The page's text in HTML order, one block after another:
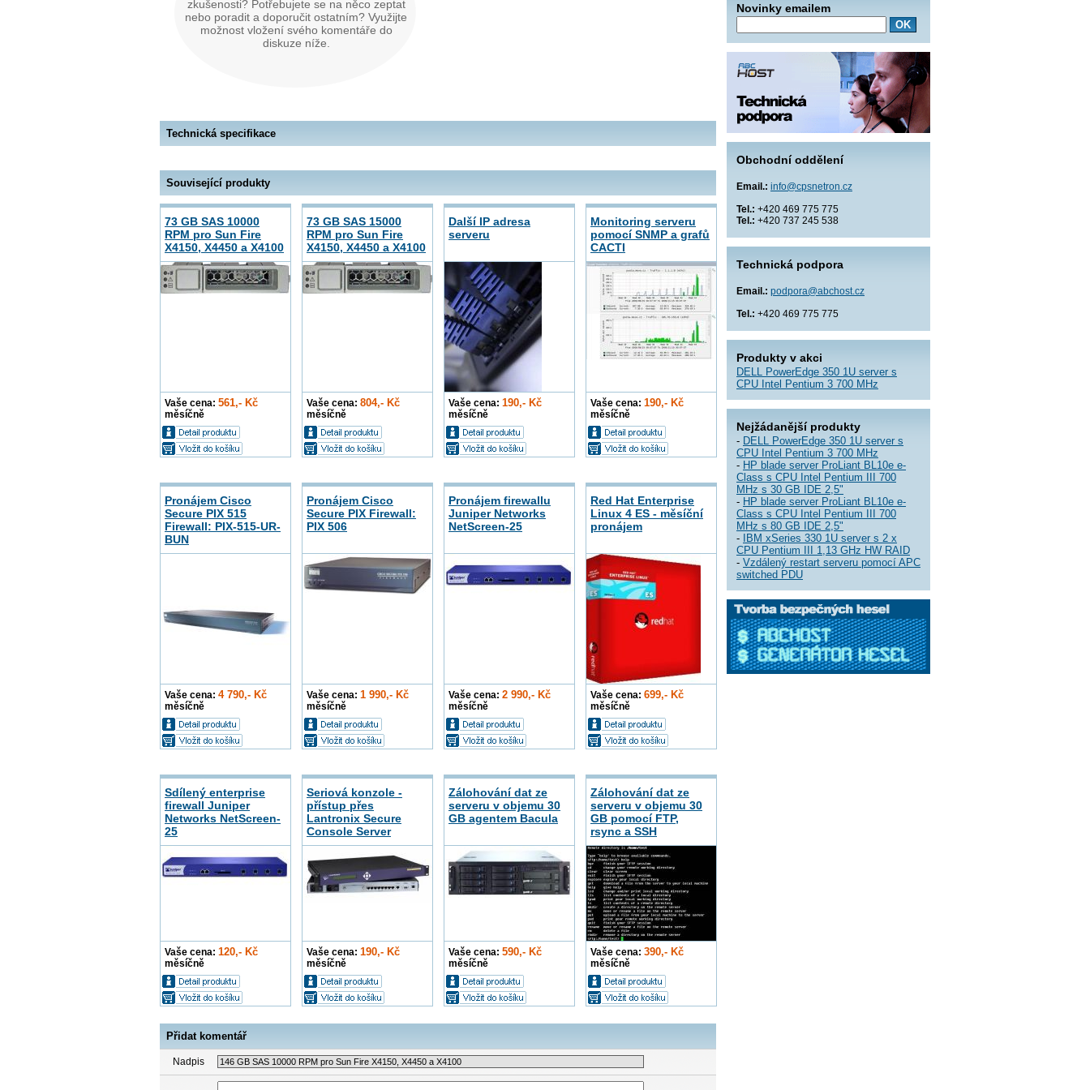
Novinky emailem
Obchodní oddělení
Email.: info@cpsnetron.cz
Tel.: +420 469 775 775
Tel.: +420 737 245 538
Technická podpora
Email.: podpora@abchost.cz
Tel.: +420 469 775 775
Produkty v akci
DELL PowerEdge 350 1U server s
CPU Intel Pentium 3 700 MHz
Nejžádanější produkty
- DELL PowerEdge 350 1U server s
CPU Intel Pentium 3 700 MHz
- HP blade server ProLiant BL10e e-
Class s CPU Intel Pentium III 700
MHz s 30 GB IDE 2,5"
- HP blade server ProLiant BL10e e-
Class s CPU Intel Pentium III 700
MHz s 80 GB IDE 2,5"
-
IBM xSeries 330 1U server s 2 x
CPU Pentium III 1,13 GHz HW RAID
- Vzdálený restart serveru pomocí APC
switched PDU
zkušenosti? Potřebujete se na něco zeptat
nebo poradit a doporučit ostatním? Využijte
možnost vložení svého komentáře do
diskuze níže.
Technická specifikace
Související produkty
73 GB SAS 10000
RPM pro Sun Fire
X4150, X4450 a X4100
73 GB SAS 15000
RPM pro Sun Fire
X4150, X4450 a X4100
Další IP adresa
serveru
Monitoring serveru
pomocí SNMP a grafů
CACTI
Vaše cena: 561,- Kč
měsíčně
Vaše cena: 804,- Kč
měsíčně
Vaše cena: 190,- Kč
měsíčně
Vaše cena: 190,- Kč
měsíčně
Pronájem Cisco
Secure PIX 515
Firewall: PIX-515-UR-
BUN
Pronájem Cisco
Secure PIX Firewall:
PIX 506
Pronájem firewallu
Juniper Networks
NetScreen-25
Red Hat Enterprise
Linux 4 ES - měsíční
pronájem
Vaše cena: 4 790,- Kč
měsíčně
Vaše cena: 1 990,- Kč
měsíčně
Vaše cena: 2 990,- Kč
měsíčně
Vaše cena: 699,- Kč
měsíčně
Sdílený enterprise
firewall Juniper
Networks NetScreen-
25
Seriová konzole -
přístup přes
Lantronix Secure
Console Server
Zálohování dat ze
serveru v objemu 30
GB agentem Bacula
Zálohování dat ze
serveru v objemu 30
GB pomocí FTP,
rsync a SSH
Vaše cena: 120,- Kč
měsíčně
Vaše cena: 190,- Kč
měsíčně
Vaše cena: 590,- Kč
měsíčně
Vaše cena: 390,- Kč
měsíčně
Přidat komentář
Nadpis